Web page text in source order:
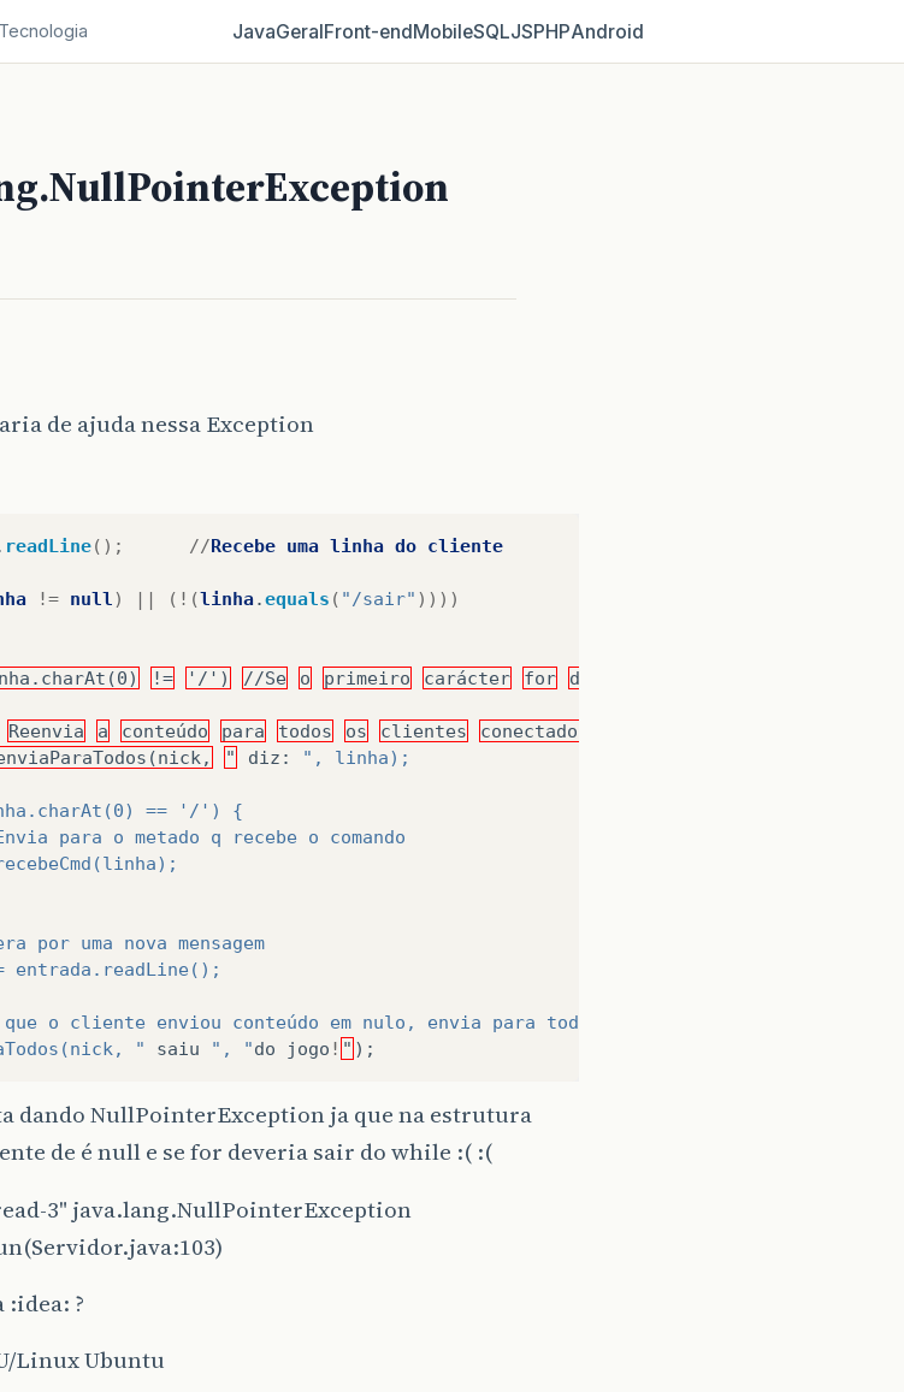
JavaGeralFront‑endMobileSQLJSPHPAndroid
de ajuda nessa Exception
readLine(); //Recebe uma linha do cliente
!= null ) || (!(linha.equals ( "/sair" ))))
!= '/') //Se o primeiro carácter for diferente
Reenvia a conteúdo para todos os clientes
conectados
" diz :
", linha);
== '/') {
para o metado q recebe o comando
por uma nova mensagem
entrada.readLine();
o cliente enviou conteúdo em nulo, envia para todos que o cliente saiu
"
saiu ", "do jogo ! " );
dando NullPointerException ja que na estrutura
de é null e se for deveria sair do while :( :(
3" java.lang.NullPointerException
?
Linux Ubuntu